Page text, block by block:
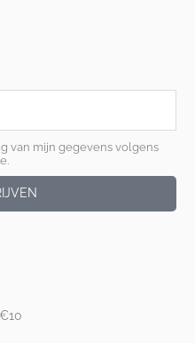
van mijn gegevens volgens